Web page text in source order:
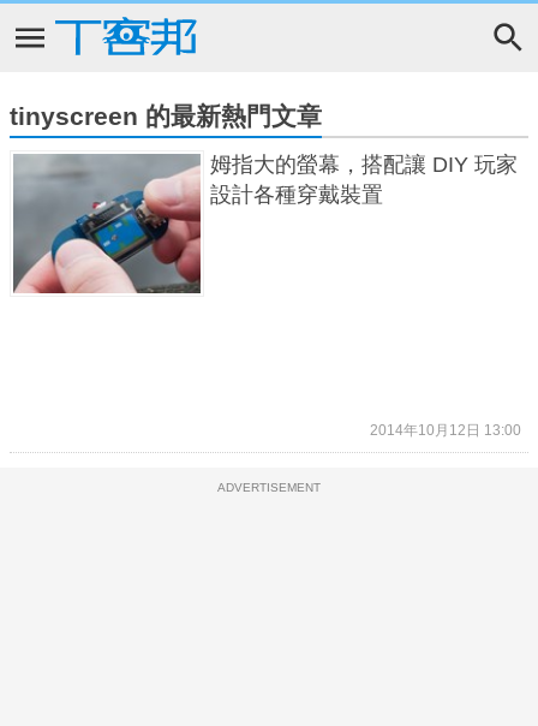
tinyscreen 的最新熱門文章
姆指大的螢幕，搭配讓 DIY 玩家
設計各種穿戴裝置
2014年10月12日 13:00
ADVERTISEMENT